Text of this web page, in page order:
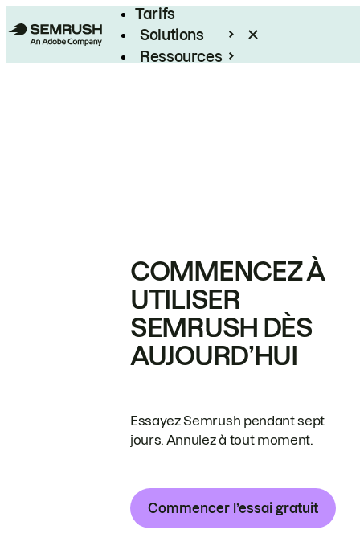
Tarifs
Solutions
Ressources
COMMENCEZ À
UTILISER
SEMRUSH DÈS
AUJOURD’HUI
Essayez Semrush pendant sept
jours. Annulez à tout moment.
Commencer l’essai gratuit